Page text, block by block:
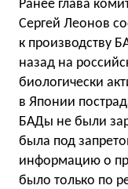
Ранее глава
Сергей Леонов
к производству
назад на
биологически
в Японии
БАДы не были
была под
информацию о
было только по